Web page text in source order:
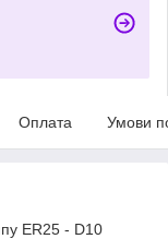
Оплата Умови
ER25 - D10